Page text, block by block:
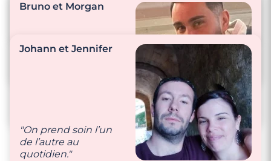
"Prendre soin l’un de
que j’ai faite pour
Bruno et Morgan
Johann et Jennifer
"On prend soin l’un
de l’autre au
quotidien."